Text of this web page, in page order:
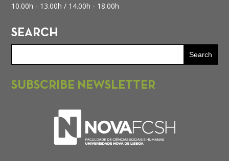
10.00h - 13.00h / 14.00h - 18.00h
SEARCH
SUBSCRIBE NEWSLETTER